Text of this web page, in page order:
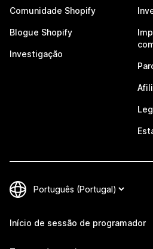
Comunidade Shopify
Blogue Shopify
Investigação
Início de sessão de programador